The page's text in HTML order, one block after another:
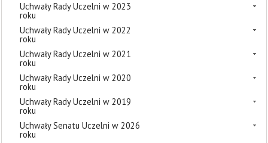
Uchwały Rady Uczelni w 2023
roku
Uchwały Rady Uczelni w 2022
roku
Uchwały Rady Uczelni w 2021
roku
Uchwały Rady Uczelni w 2020
roku
Uchwały Rady Uczelni w 2019
roku
Uchwały Senatu Uczelni w 2026
roku